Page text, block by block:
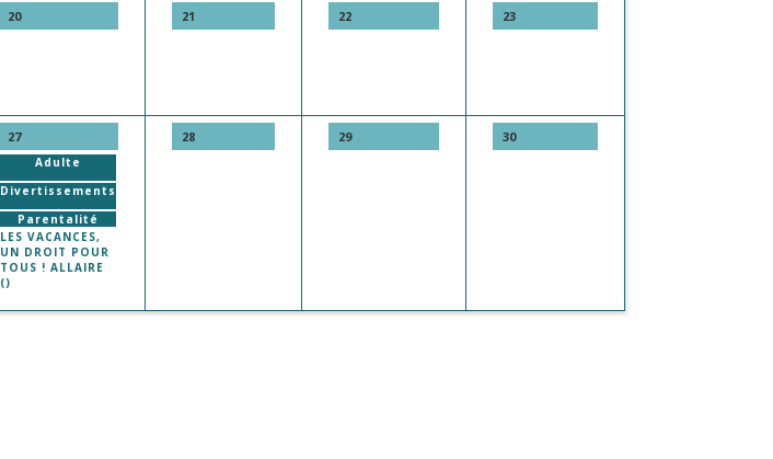
20 21 22 23
27
Adulte
Divertissements
Parentalité
LES VACANCES,
UN DROIT POUR
TOUS ! ALLAIRE
()
28 29 30